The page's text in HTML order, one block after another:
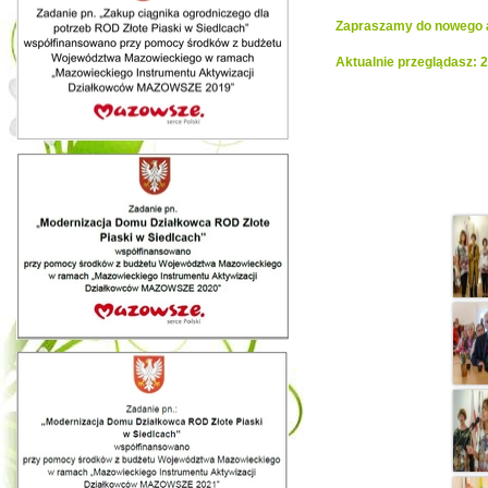
Zapraszamy do nowego
Aktualnie przeglądasz: